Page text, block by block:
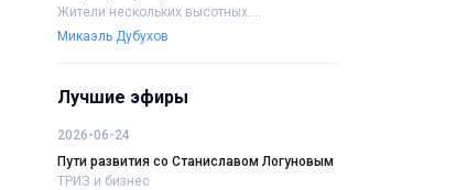
Жители нескольких высотных....
Микаэль Дубухов
Лучшие эфиры
2026-06-24
Пути развития со Станиславом Логуновым
ТРИЗ и бизнес